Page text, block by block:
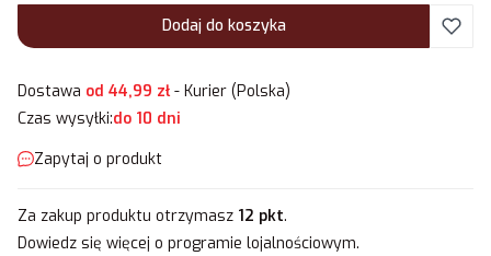
Dodaj do koszyka
Dostawa od 44,99 zł- Kurier (Polska)
Czas wysyłki:do 10 dni
Zapytaj o produkt
Za zakup produktu otrzymasz 12 pkt.
Dowiedz się więcej o programie lojalnościowym.